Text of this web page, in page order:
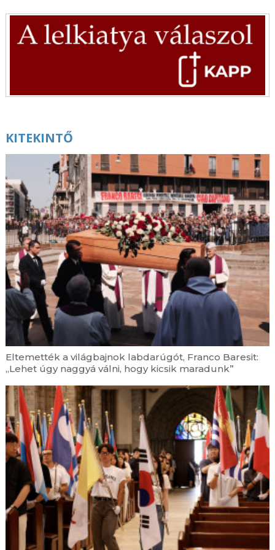
augusztus 7. | 6:00
Szent II. Szixtusz, az Eucharisztia vértanú pápája
augusztus 7. | 5:00
Mai evangélium – 2026. augusztus 7.
Nagykovácsi közelében tartják a közép-európai
cserkésztalálkozót
augusztus 6. | 19:11
Istent az utcákon kell keresni – Börtönviselt
fiatalokat segítő paptól búcsúztak Milánóban
augusztus 6. | 18:27
Giovanni Bellini:Urunk színeváltozása
augusztus 6. | 17:40
Közösségi gondoskodás néven egyedülálló
képzés indul az Esztergomi Hittudományi
Főiskolán
augusztus 6. | 17:05
Leó pápa homíliája Assisiben: A világ akkor újul
meg, ha Krisztust követve mi magunk is
átalakulunk
augusztus 6. | 16:38
Mit keres egy katolikus pap DJ a Budapest Park
nagyszínpadán?
augusztus 6. | 15:55
Egyedül maradt idős emberek ezreiről
gondoskodik a legnagyobb hőségben a Máltai
Szeretetszolgálat
augusztus 6. | 15:08
Menyhárt M. Teréz nővér: Hűséges maradok
ahhoz az úthoz, amelyre meghívást kaptam
augusztus 6. | 14:20
Püspökként tért vissza az egykori plébános a
resicabányai Havas Boldogasszony-templom
búcsúünnepén
augusztus 6. | 13:34
KITEKINTŐ
Eltemették a világbajnok labdarúgót, Franco Baresit:
„Lehet úgy naggyá válni, hogy kicsik maradunk”